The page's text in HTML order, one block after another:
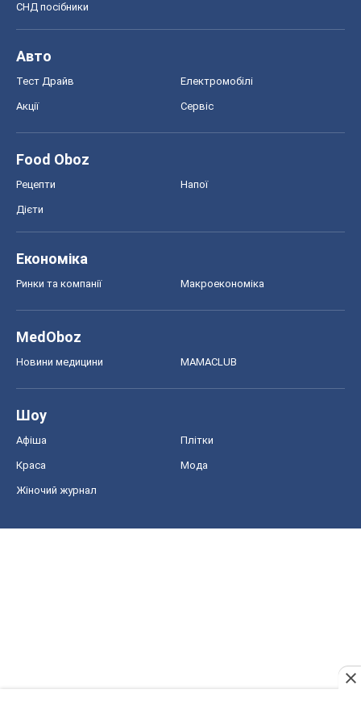
СНД посібники
Авто
Тест Драйв Електромобілі
Акції Сервіс
Food Oboz
Рецепти Напої
Дієти
Економіка
Ринки та компанії Макроекономіка
MedOboz
Новини медицини MAMACLUB
Шоу
Афіша Плітки
Краса Мода
Жіночий журнал